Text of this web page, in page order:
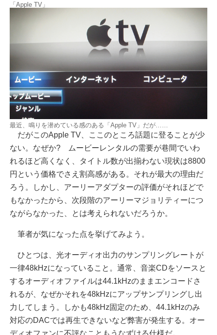
「Apple TV」
最近、鳴りを潜めている感のある「Apple TV」だが……
だがこのApple TV、ここのところ話題に登ることが少
ない。なぜか? ムービーレンタルの需要が巷間でいわ
れるほど高くなく、タイトル数が出揃わない現状は8800
円という価格でさえ割高感がある。それが最大の理由だ
ろう。しかし、アーリーアダプターの評価がそれほどで
もなかったから、次段階のアーリーマジョリティーにつ
ながらなかった、とは考えられないだろうか。
筆者が気になった点を挙げてみよう。
ひとつは、光オーディオ出力のサンプリングレートが
一律48kHzになっていること。通常、音楽CDをソースと
するオーディオファイルは44.1kHzのままエンコードさ
れるが、なぜかそれを48kHzにアップサンプリングし出
力してしまう。しかも48kHz固定のため、44.1kHzのみ
対応のDACでは再生できないなど弊害が発生する。オー
ディオファンに不評なこともうなずける仕様だ。